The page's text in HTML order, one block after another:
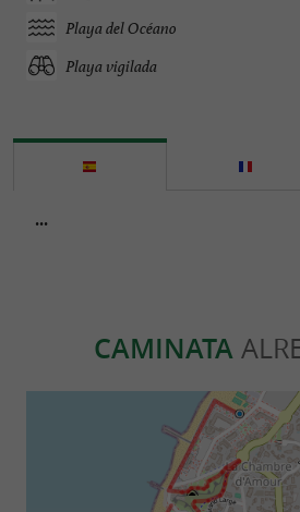
Playa del Océano
Playa vigilada
...
CAMINATA